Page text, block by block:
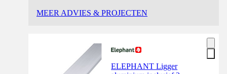
MEER ADVIES & PROJECTEN
ELEPHANT Ligger